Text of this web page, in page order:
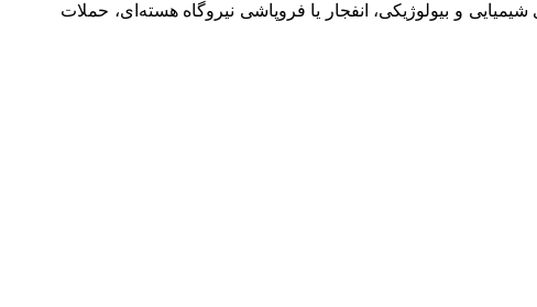
و بیولوژیکی، انفجار یا فروپاشی نیروگاه هسته‌ای، حملات